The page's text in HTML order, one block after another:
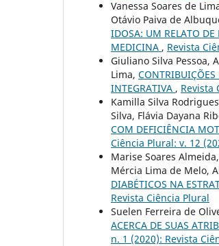
Vanessa Soares de
Otávio Paiva de
IDOSA: UM RELATO DE
MEDICINA , Revista
Giuliano Silva Pessoa,
Lima, CONTRIBUIÇÕES
INTEGRATIVA , Revista
Kamilla Silva
Silva, Flávia Dayana
COM DEFICIÊNCIA
Ciência Plural: v. 12
Marise Soares
Mércia Lima de Melo,
DIABÉTICOS NA
Revista Ciência Plural
Suelen Ferreira de
ACERCA DE SUAS
n. 1 (2020): Revista